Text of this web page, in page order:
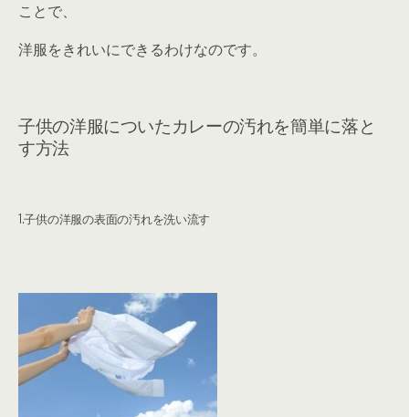
ことで、
洋服をきれいにできるわけなのです。
子供の洋服についたカレーの汚れを簡単に落と
す方法
1.子供の洋服の表面の汚れを洗い流す